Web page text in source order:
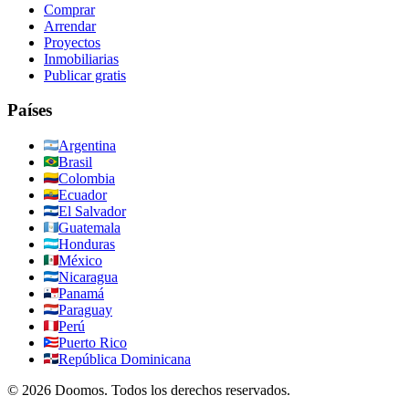
Comprar
Arrendar
Proyectos
Inmobiliarias
Publicar gratis
Países
Argentina
Brasil
Colombia
Ecuador
El Salvador
Guatemala
Honduras
México
Nicaragua
Panamá
Paraguay
Perú
Puerto Rico
República Dominicana
© 2026 Doomos. Todos los derechos reservados.